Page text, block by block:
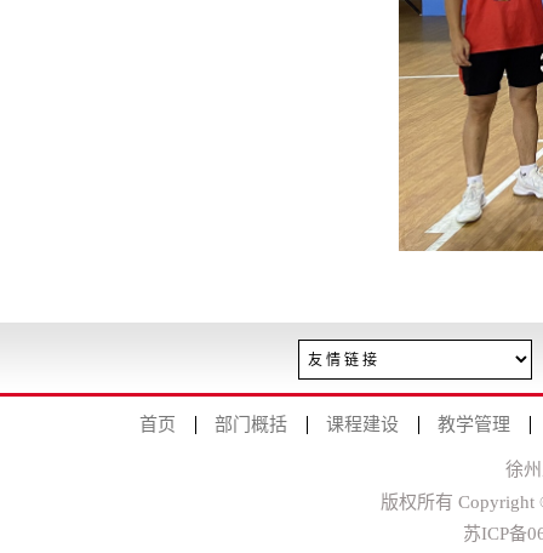
首页 部门概括 课程建设 教学管理
徐
版权所有 Copyright
苏ICP备